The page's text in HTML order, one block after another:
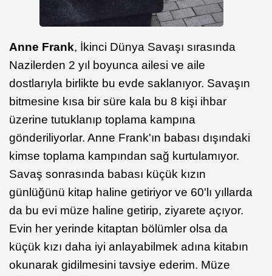
Anne Frank, İkinci Dünya Savaşı sırasında
Nazilerden 2 yıl boyunca ailesi ve aile
dostlarıyla birlikte bu evde saklanıyor. Savaşın
bitmesine kısa bir süre kala bu 8 kişi ihbar
üzerine tutuklanıp toplama kampına
gönderiliyorlar. Anne Frank'ın babası dışındaki
kimse toplama kampından sağ kurtulamıyor.
Savaş sonrasında babası küçük kızın
günlüğünü kitap haline getiriyor ve 60'lı yıllarda
da bu evi müze haline getirip, ziyarete açıyor.
Evin her yerinde kitaptan bölümler olsa da
küçük kızı daha iyi anlayabilmek adına kitabın
okunarak gidilmesini tavsiye ederim. Müze